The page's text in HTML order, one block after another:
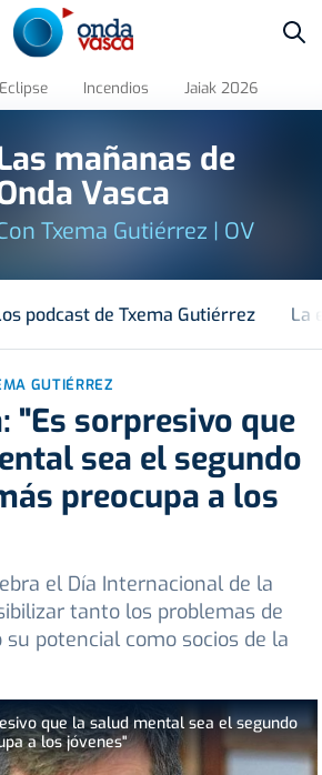
Eclipse Incendios Jaiak 2026
mañanas de
Vasca
Txema Gutiérrez | OV
podcast de Txema Gutiérrez La
GUTIÉRREZ
"Es sorpresivo que
sea el segundo
preocupa a los
el Día Internacional de la
tanto los problemas de
potencial como socios de la
que la salud mental sea el segundo
a los jóvenes"